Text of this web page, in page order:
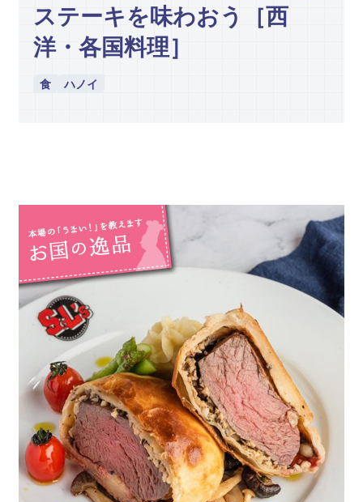
ステーキを味わおう［西
洋・各国料理］
食 ハノイ